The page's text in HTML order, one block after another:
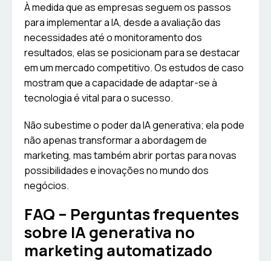
À medida que as empresas seguem os passos
para implementar a IA, desde a avaliação das
necessidades até o monitoramento dos
resultados, elas se posicionam para se destacar
em um mercado competitivo. Os estudos de caso
mostram que a capacidade de adaptar-se à
tecnologia é vital para o sucesso.
Não subestime o poder da IA generativa; ela pode
não apenas transformar a abordagem de
marketing, mas também abrir portas para novas
possibilidades e inovações no mundo dos
negócios.
FAQ – Perguntas frequentes
sobre IA generativa no
marketing automatizado